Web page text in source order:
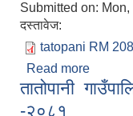
Submitted on:
दस्तावेज:
tatopani RM
Read more
वित्तीय
तातोपानी
-२०८१